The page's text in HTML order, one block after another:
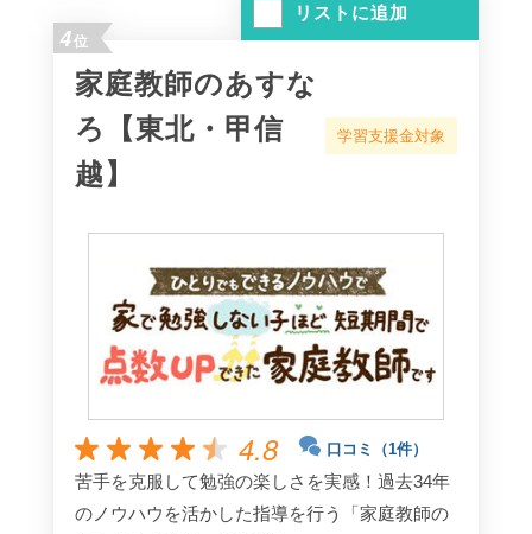
リストに追加
4位
家庭教師のあすな
ろ【東北・甲信
越】
学習支援金対象
4.8 口コミ（1件）
苦手を克服して勉強の楽しさを実感！過去34年
のノウハウを活かした指導を行う「家庭教師の